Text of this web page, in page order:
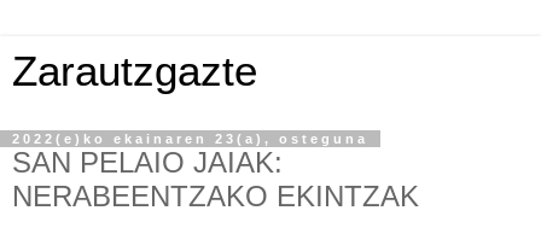
Zarautzgazte
2022(e)ko ekainaren 23(a), osteguna
SAN PELAIO JAIAK:
NERABEENTZAKO EKINTZAK